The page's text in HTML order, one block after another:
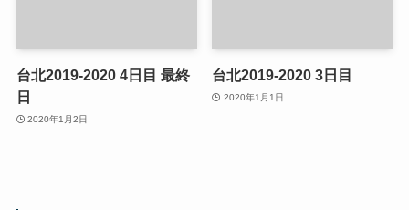
台北2019-2020 4日目 最終
日
2020年1月2日
台北2019-2020 3日目
2020年1月1日